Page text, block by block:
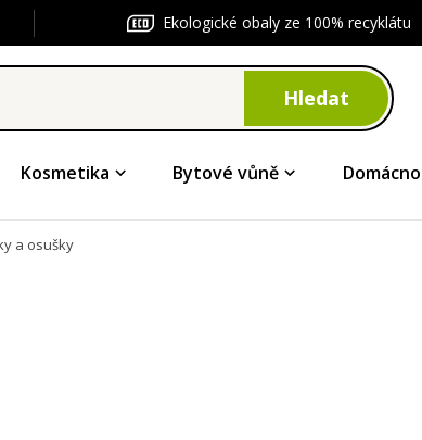
Ekologické obaly ze 100% recyklátu
Hledat
Kosmetika Bytové vůně
a osušky